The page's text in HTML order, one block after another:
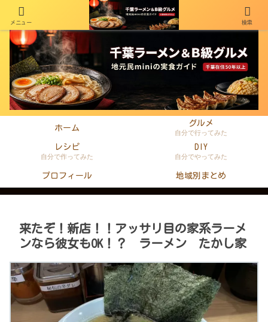
千葉在住50年以上のminiがラーメン・町中華・B級グルメを本音レビュー
ホーム
グルメ
自分で行ってみた
レシピ
自分で作ってみた
DIY
自分でやってみた
プロフィール 地域別まとめ
来たぞ！新店！！アッサリ目の家系ラーメ
ンなら彼女もOK！？ ラーメン たかし家
メニュー 検索